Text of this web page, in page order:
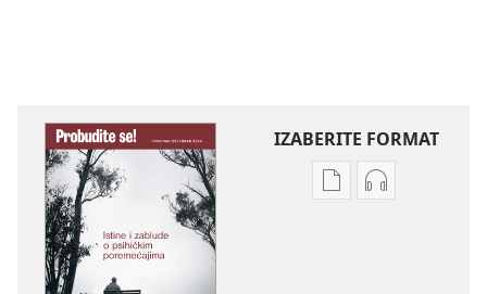
IZABERITE FORMAT
PostavkePostavke